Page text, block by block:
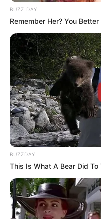
BUZZ DAY
Remember Her? You
BUZZDAY
This Is What A Bear Did